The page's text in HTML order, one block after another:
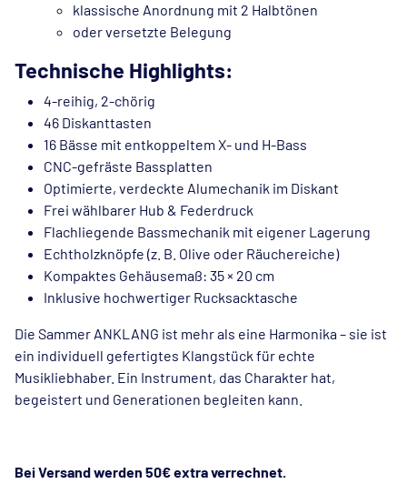
klassische Anordnung mit 2 Halbtönen
oder versetzte Belegung
Technische Highlights:
4-reihig, 2-chörig
46 Diskanttasten
16 Bässe mit entkoppeltem X- und H-Bass
CNC-gefräste Bassplatten
Optimierte, verdeckte Alumechanik im Diskant
Frei wählbarer Hub & Federdruck
Flachliegende Bassmechanik mit eigener Lagerung
Echtholzknöpfe (z. B. Olive oder Räuchereiche)
Kompaktes Gehäusemaß: 35 × 20 cm
Inklusive hochwertiger Rucksacktasche
Die Sammer ANKLANG ist mehr als eine Harmonika – sie ist
ein individuell gefertigtes Klangstück für echte
Musikliebhaber. Ein Instrument, das Charakter hat,
begeistert und Generationen begleiten kann.
Bei Versand werden 50€ extra verrechnet.